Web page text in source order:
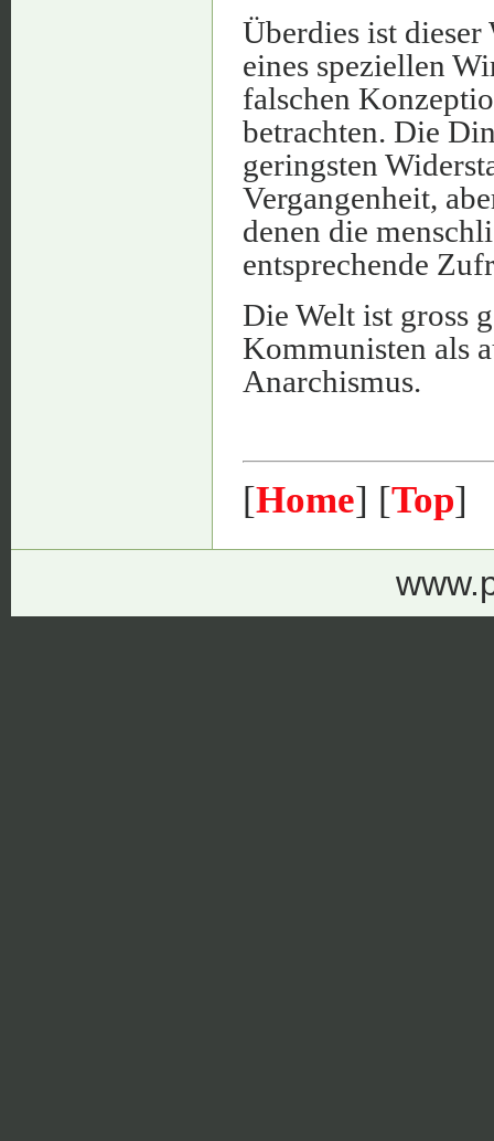
Überdies ist
eines speziellen
falschen
betrachten. Die
geringsten
Vergangenheit,
denen die
entsprechende
Die Welt ist gross
Kommunisten als
Anarchismus.
[Home] [Top]